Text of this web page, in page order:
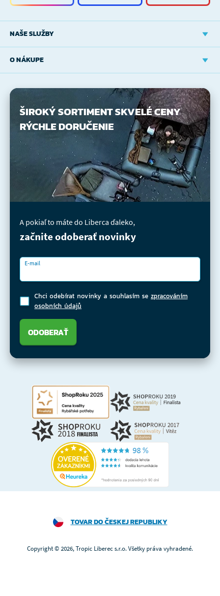
NAŠE SLUŽBY
O NÁKUPE
ŠIROKÝ SORTIMENTSKVELÉ CENY
RÝCHLE DORUČENIE
A pokiaľ to máte do Liberca ďaleko,
začnite odoberať novinky
E-mail
Chci odebírat novinky a souhlasím se zpracováním
osobních údajů
ODOBERAŤ
TOVAR DO ČESKEJ REPUBLIKY
Copyright © 2026, Tropic Liberec s.r.o. Všetky práva vyhradené.